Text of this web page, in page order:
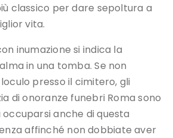
classico per dare sepoltura a
vita.
inumazione si indica la
in una tomba. Se non
presso il cimitero, gli
di onoranze funebri Roma sono
anche di questa
affinché non dobbiate aver